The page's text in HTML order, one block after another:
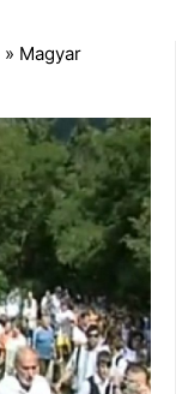
» Magyar